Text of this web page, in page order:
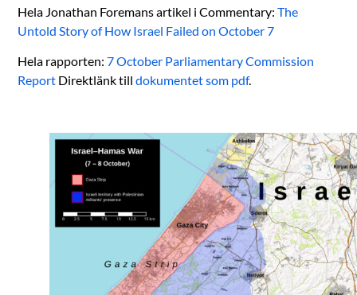
Hela Jonathan Foremans artikel i Commentary:The
Untold Story of How Israel Failed on October 7
Hela rapporten:7 October Parliamentary Commission
Report Direktlänk tilldokumentet som pdf.